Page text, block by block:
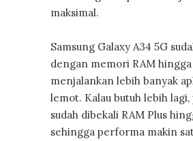
maksimal.
Samsung Galaxy A34 5G
dengan memori RAM hingga
menjalankan lebih banyak
lemot. Kalau butuh lebih
sudah dibekali RAM Plus
sehingga performa makin